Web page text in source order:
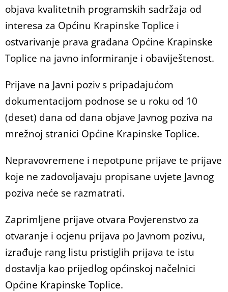
objava kvalitetnih programskih sadržaja od
interesa za Općinu Krapinske Toplice i
ostvarivanje prava građana Općine Krapinske
Toplice na javno informiranje i obaviještenost.
Prijave na Javni poziv s pripadajućom
dokumentacijom podnose se u roku od 10
(deset) dana od dana objave Javnog poziva na
mrežnoj stranici Općine Krapinske Toplice.
Nepravovremene i nepotpune prijave te prijave
koje ne zadovoljavaju propisane uvjete Javnog
poziva neće se razmatrati.
Zaprimljene prijave otvara Povjerenstvo za
otvaranje i ocjenu prijava po Javnom pozivu,
izrađuje rang listu pristiglih prijava te istu
dostavlja kao prijedlog općinskoj načelnici
Općine Krapinske Toplice.